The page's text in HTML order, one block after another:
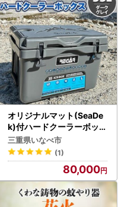
オリジナルマット(SeaDe
k)付ハードクーラーボック
ス (サイズ:35L) カラー
:ダークグレイ【1353381
】
三重県いなべ市
(1)
80,000